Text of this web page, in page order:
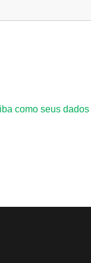
como seus